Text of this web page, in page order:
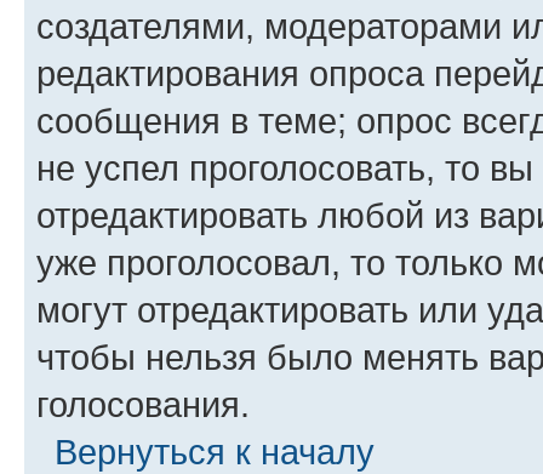
создателями, модераторами
редактирования опроса
сообщения в теме; опрос
не успел проголосовать, то
отредактировать любой из
уже проголосовал, то только
могут отредактировать или
чтобы нельзя было менять
голосования.
Вернуться к началу